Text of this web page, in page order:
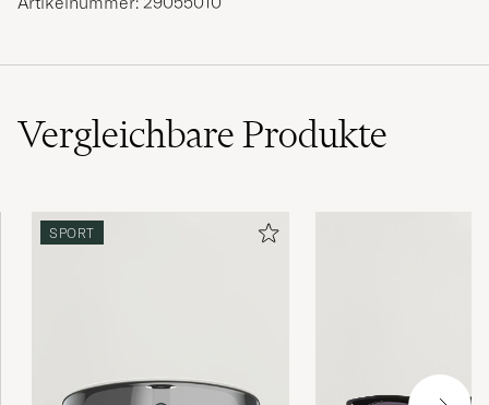
VergleichbareProdukte
SPORT